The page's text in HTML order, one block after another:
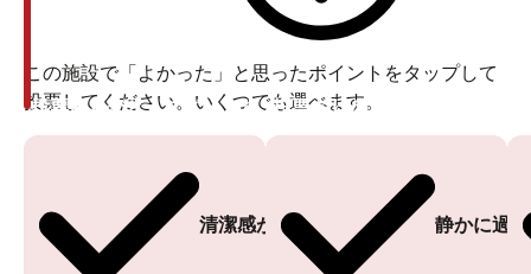
この施設で「よかった」と思ったポイントをタップして
投票してください。いくつでも選べます。
清潔感がある
投票ありがとうございます
静かに過
投票ありがとうございます